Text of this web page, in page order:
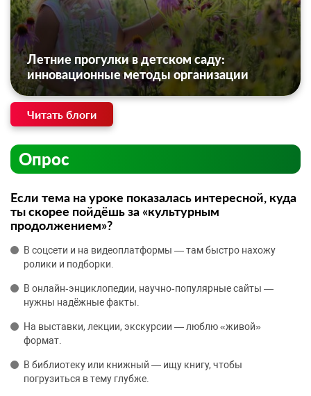
Летние прогулки в детском саду:
инновационные методы организации
Читать блоги
Опрос
Если тема на уроке показалась интересной, куда
ты скорее пойдёшь за «культурным
продолжением»?
В соцсети и на видеоплатформы — там быстро нахожу
ролики и подборки.
В онлайн‑энциклопедии, научно‑популярные сайты —
нужны надёжные факты.
На выставки, лекции, экскурсии — люблю «живой»
формат.
В библиотеку или книжный — ищу книгу, чтобы
погрузиться в тему глубже.